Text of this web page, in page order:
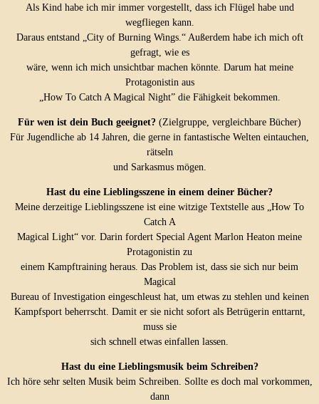
Als Kind habe ich mir immer vorgestellt, dass ich Flügel habe und
wegfliegen kann.
Daraus entstand „City of Burning Wings.“ Außerdem habe ich mich oft
gefragt, wie es
wäre, wenn ich mich unsichtbar machen könnte. Darum hat meine
Protagonistin aus
„How To Catch A Magical Night” die Fähigkeit bekommen.
Für wen ist dein Buch geeignet? (Zielgruppe, vergleichbare Bücher)
Für Jugendliche ab 14 Jahren, die gerne in fantastische Welten eintauchen,
rätseln
und Sarkasmus mögen.
Hast du eine Lieblingsszene in einem deiner Bücher?
Meine derzeitige Lieblingsszene ist eine witzige Textstelle aus „How To
Catch A
Magical Light“ vor. Darin fordert Special Agent Marlon Heaton meine
Protagonistin zu
einem Kampftraining heraus. Das Problem ist, dass sie sich nur beim
Magical
Bureau of Investigation eingeschleust hat, um etwas zu stehlen und keinen
Kampfsport beherrscht. Damit er sie nicht sofort als Betrügerin enttarnt,
muss sie
sich schnell etwas einfallen lassen.
Hast du eine Lieblingsmusik beim Schreiben?
Ich höre sehr selten Musik beim Schreiben. Sollte es doch mal vorkommen,
dann